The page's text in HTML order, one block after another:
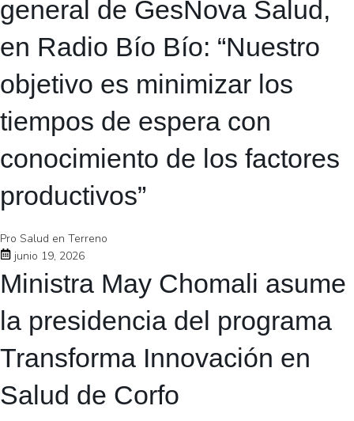
general de GesNova Salud,
en Radio Bío Bío: “Nuestro
objetivo es minimizar los
tiempos de espera con
conocimiento de los factores
productivos”
Pro Salud en Terreno
junio 19, 2026
Ministra May Chomali asume
la presidencia del programa
Transforma Innovación en
Salud de Corfo